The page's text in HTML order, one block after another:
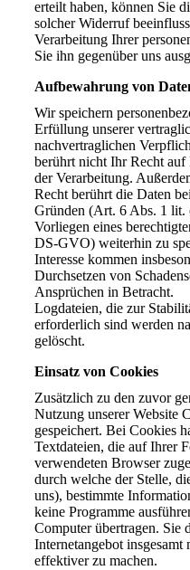
erteilt haben, können Sie
solcher Widerruf
Verarbeitung Ihrer
Sie ihn gegenüber uns
Aufbewahrung von
Wir speichern
Erfüllung unserer
nachvertraglichen
berührt nicht Ihr Recht
der Verarbeitung.
Recht berührt die Daten
Gründen (Art. 6 Abs. 1
Vorliegen eines
DS-GVO) weiterhin zu
Interesse kommen
Durchsetzen von
Ansprüchen in Betracht.
Logdateien, die zur
erforderlich sind werden
gelöscht.
Einsatz von Cookies
Zusätzlich zu den zuvor
Nutzung unserer Website
gespeichert. Bei Cookies
Textdateien, die auf Ihrer
verwendeten Browser
durch welche der Stelle,
uns), bestimmte
keine Programme
Computer übertragen. Sie
Internetangebot
effektiver zu machen.